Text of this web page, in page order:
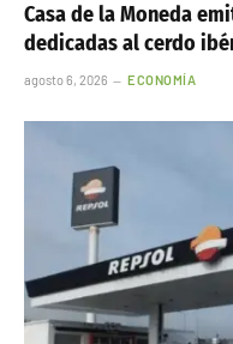
Casa de la Moneda
dedicadas al cerdo
agosto 6, 2026 ECONOMÍA